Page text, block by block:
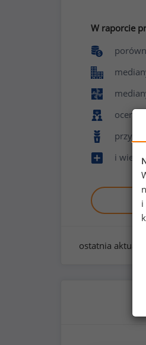
W raporcie
ocenę
i wiele
ostatnia
i